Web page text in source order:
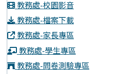
教務處-校園影音
教務處-檔案下載
教務處-家長專區
教務處-學生專區
教務處-問卷測驗專區